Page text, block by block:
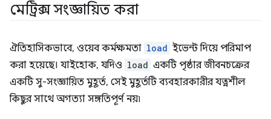
মেট্রিক্স সংজ্ঞায়িত করা
ঐতিহাসিকভাবে, ওয়েব কর্মক্ষমতা load ইভেন্ট দিয়ে পরিমাপ
করা হয়েছে। যাইহোক, যদিও load একটি পৃষ্ঠার জীবনচক্রের
একটি সু-সংজ্ঞায়িত মুহূর্ত, সেই মুহূর্তটি ব্যবহারকারীর যত্নশীল
কিছুর সাথে অগত্যা সঙ্গতিপূর্ণ নয়৷